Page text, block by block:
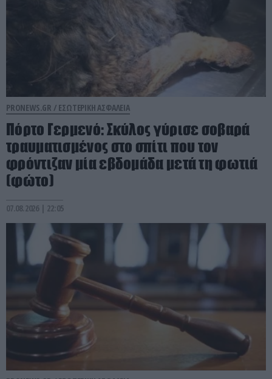
PRONEWS.GR / ΕΣΩΤΕΡΙΚΗ ΑΣΦΑΛΕΙΑ
Πόρτο Γερμενό: Σκύλος γύρισε σοβαρά
τραυματισμένος στο σπίτι που τον
φρόντιζαν μία εβδομάδα μετά τη φωτιά
(φώτο)
07.08.2026 | 22:05